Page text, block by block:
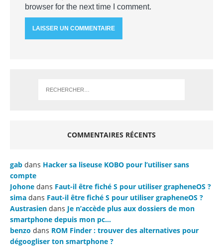
browser for the next time I comment.
COMMENTAIRES RÉCENTS
gab dans Hacker sa liseuse KOBO pour l’utiliser sans
compte
Johone dans Faut-il être fiché S pour utiliser grapheneOS ?
sima dans Faut-il être fiché S pour utiliser grapheneOS ?
Austrasien dans Je n’accède plus aux dossiers de mon
smartphone depuis mon pc…
benzo dans ROM Finder : trouver des alternatives pour
dégoogliser ton smartphone ?